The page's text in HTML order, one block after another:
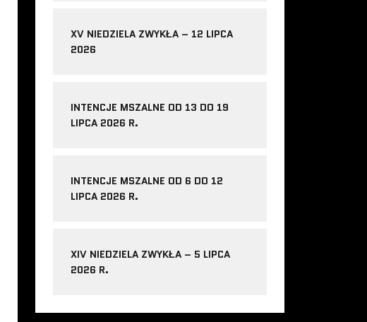
XV NIEDZIELA ZWYKŁA – 12 LIPCA
2026
INTENCJE MSZALNE OD 13 DO 19
LIPCA 2026 R.
INTENCJE MSZALNE OD 6 DO 12
LIPCA 2026 R.
XIV NIEDZIELA ZWYKŁA – 5 LIPCA
2026 R.